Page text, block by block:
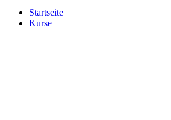
Start­sei­te
Kur­se